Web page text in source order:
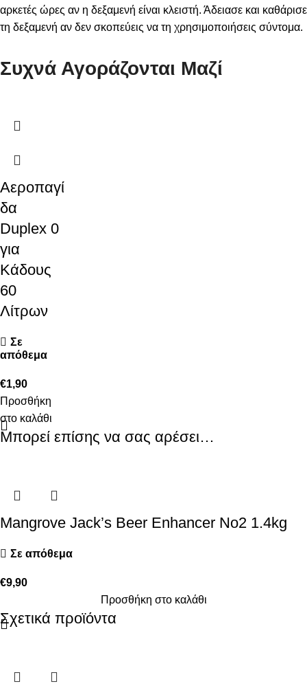
αρκετές ώρες αν η δεξαμενή είναι κλειστή. Άδειασε και καθάρισε
τη δεξαμενή αν δεν σκοπεύεις να τη χρησιμοποιήσεις σύντομα.
Συχνά Αγοράζονται Μαζί
Αεροπαγί
δα
Duplex 0
για
Κάδους
60
Λίτρων
Σε
απόθεμα
€1,90
Προσθήκη
στο καλάθι
Μπορεί επίσης να σας αρέσει…
Mangrove Jack’s Beer Enhancer No2 1.4kg
Σε απόθεμα
€9,90
Προσθήκη στο καλάθι
Σχετικά προϊόντα